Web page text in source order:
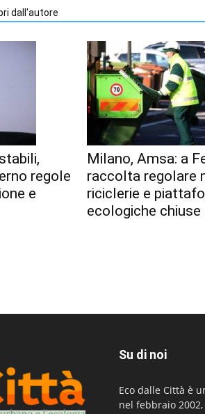
dall'autore
regole
e
Milano, Amsa: a
raccolta regolare
riciclerie e
ecologiche chiuse
Su di noi
Eco dalle Città è
nel febbraio